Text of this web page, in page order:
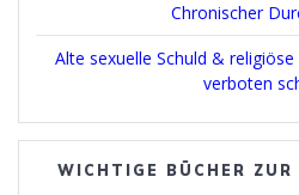
Chronischer
Alte sexuelle Schuld &
verboten
WICHTIGE BÜCHER